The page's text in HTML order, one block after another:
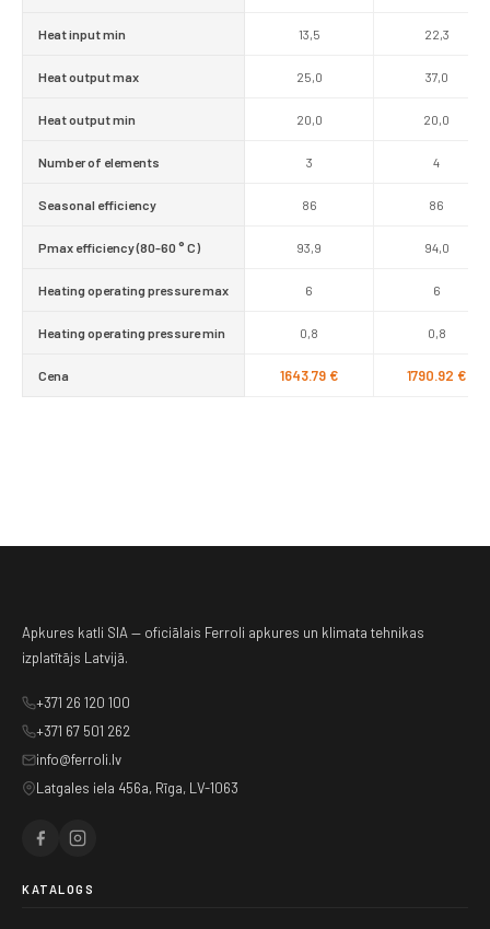
Heat input min 13,5 22,3
Heat output max 25,0 37,0
Heat output min 20,0 20,0
Number of elements 3 4
Seasonal efficiency 86 86
Pmax efficiency (80-60 ° C) 93,9 94,0
Heating operating pressure max 6 6
Heating operating pressure min 0,8 0,8
Cena 1643.79 € 1790.92 €
Apkures katli SIA — oficiālais Ferroli apkures un klimata tehnikas
izplatītājs Latvijā.
+371 26 120 100
+371 67 501 262
info@ferroli.lv
Latgales iela 456a, Rīga, LV-1063
KATALOGS